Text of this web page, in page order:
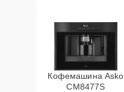
Кофемашина Asko
CM8477S